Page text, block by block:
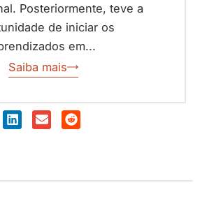
Posteriormente, teve a
de iniciar os
em...
Saiba mais